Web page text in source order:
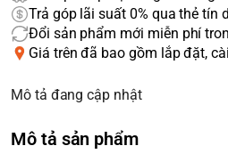
Trả góp lãi suất 0% qua thẻ tín
Đổi sản phẩm mới miễn phí
Giá trên đã bao gồm lắp đặt,
Mô tả đang cập nhật
Mô tả sản phẩm